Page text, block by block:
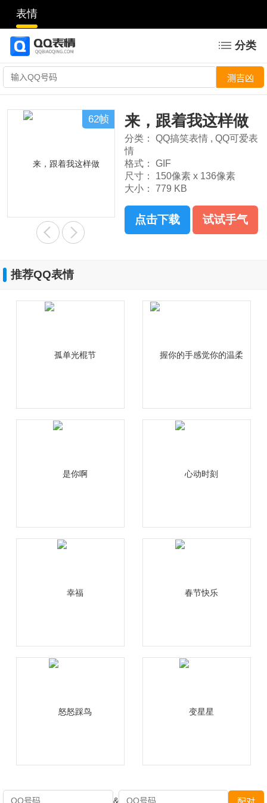
表情
分类
62帧 来，跟着我这样做
分类： QQ搞笑表情 , QQ可爱表
情
格式：
GIF
尺寸：
150像素 x 136像素
大小：
779 KB
点击下载 试试手气
推荐QQ表情